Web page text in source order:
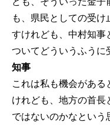
も、県民としての受
すけれども、中村知事
ついてどういうふうに
知事
これは私も機会があ
けれども、地方の首長
ではないのかなという